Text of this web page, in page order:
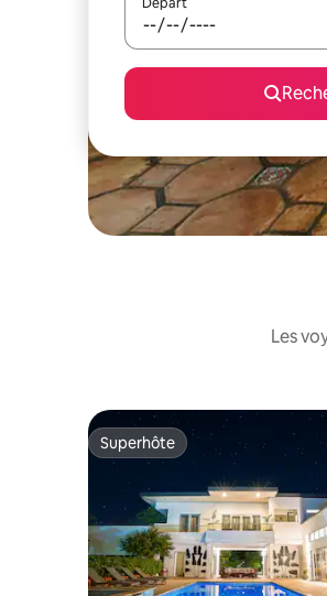
Les
Superhôte
Superhôte